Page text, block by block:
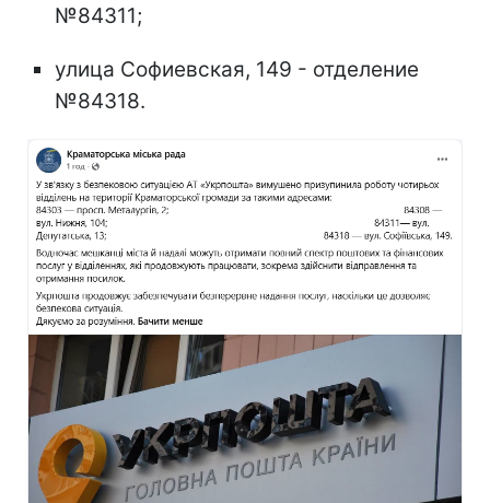
№84311;
улица Софиевская, 149 - отделение
№84318.